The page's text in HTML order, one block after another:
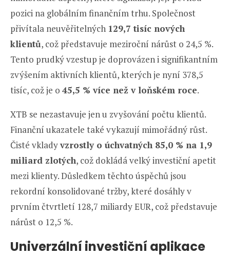
pozici na globálním finančním trhu. Společnost
přivítala neuvěřitelných 129,7 tisíc nových
klientů, což představuje meziroční nárůst o 24,5 %.
Tento prudký vzestup je doprovázen i signifikantním
zvýšením aktivních klientů, kterých je nyní 378,5
tisíc, což je o 45,5 % více než v loňském roce.
XTB se nezastavuje jen u zvyšování počtu klientů.
Finanční ukazatele také vykazují mimořádný růst.
Čisté vkladyvzrostly o úchvatných 85,0 % na 1,9
miliard zlotých, což dokládá velký investiční apetit
mezi klienty. Důsledkem těchto úspěchů jsou
rekordní konsolidované tržby, které dosáhly v
prvním čtvrtletí 128,7 miliardy EUR, což představuje
nárůst o 12,5 %.
Univerzální investiční aplikace